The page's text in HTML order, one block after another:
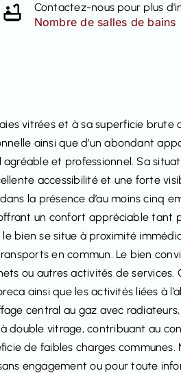
Nombre de salles de bains
vitrées et à sa superficie brute
ainsi que d’un abondant
et professionnel. Sa
accessibilité et une forte
la présence d’au moins cinq
un confort appréciable tant
bien se situe à proximité
en commun. Le bien
ou autres activités de services.
ainsi que les activités liées à
central au gaz avec
à double vitrage, contribuant au
de faibles charges communes.
engagement ou pour toute